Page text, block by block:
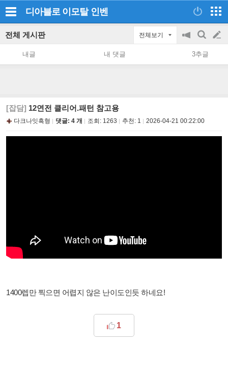
디아블로 이모탈 인벤
전체 게시판 전체보기
공
on/off
검
색
글
쓰
내글 내 댓글 3추글
[잡담] 12연전 클리어.패턴 참고용
다크나잇흑형 댓글: 4 개 조회: 1263 추천: 1 2026-04-21 00:22:00
1400렙만 찍으면 어렵지 않은 난이도인듯 하네요!
1